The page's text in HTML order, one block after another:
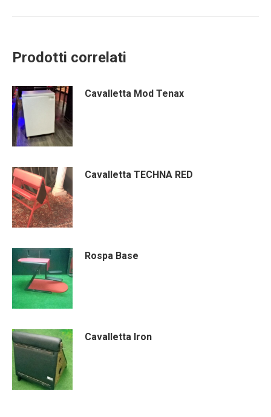
Prodotti correlati
Cavalletta Mod Tenax
Cavalletta TECHNA RED
Rospa Base
Cavalletta Iron